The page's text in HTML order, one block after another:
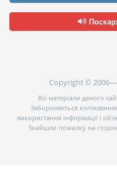
Copyright ©
Всі матеріали даного
Забороняється
використання інформації і
Знайшли помилку на